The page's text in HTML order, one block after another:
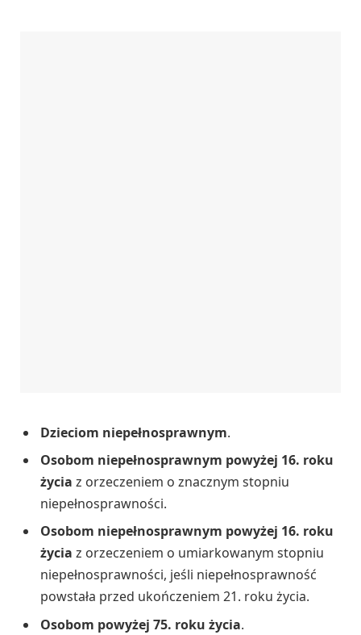
Dzieciom niepełnosprawnym.
Osobom niepełnosprawnym powyżej 16. roku
życia z orzeczeniem o znacznym stopniu
niepełnosprawności.
Osobom niepełnosprawnym powyżej 16. roku
życia z orzeczeniem o umiarkowanym stopniu
niepełnosprawności, jeśli niepełnosprawność
powstała przed ukończeniem 21. roku życia.
Osobom powyżej 75. roku życia.